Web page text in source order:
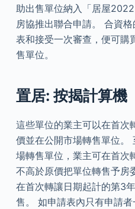
助出售單位納入「居屋
房協推出聯合申請。 合資
表和接受一次審查，便可購
售單位。
置居: 按揭計算機
這些單位的業主可以在首次
價並在公開市場轉售單位。
場轉售單位，業主可在首次
不高於原價把單位轉售予房
在首次轉讓日期起計的第3
售。 如申請表內只有申請